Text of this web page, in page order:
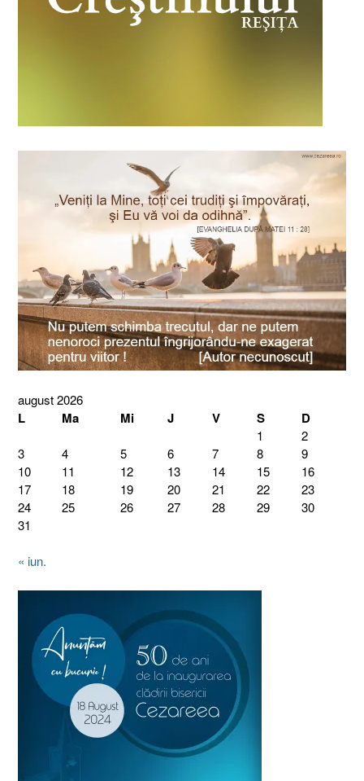
august 2026
L Ma Mi J V S D
1
2
3
4 5 6 7 8
9
10
11 12 13 14 15
16
17
18 19 20 21 22
23
24
25 26 27 28 29
30
31
« iun.